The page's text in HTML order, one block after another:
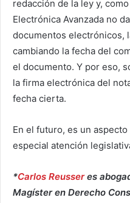
redacción de la ley y,
Electrónica Avanzada no
documentos electrónicos,
cambiando la fecha del
el documento. Y por eso,
la firma electrónica del
fecha cierta.
En el futuro, es un
especial atención
*Carlos Reusseres
Magíster en Derecho